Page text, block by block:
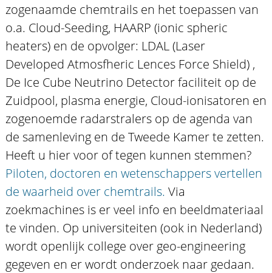
zogenaamde chemtrails en het toepassen van
o.a. Cloud-Seeding, HAARP (ionic spheric
heaters) en de opvolger: LDAL (Laser
Developed Atmosfheric Lences Force Shield) ,
De Ice Cube Neutrino Detector faciliteit op de
Zuidpool, plasma energie, Cloud-ionisatoren en
zogenoemde radarstralers op de agenda van
de samenleving en de Tweede Kamer te zetten.
Heeft u hier voor of tegen kunnen stemmen?
Piloten, doctoren en wetenschappers vertellen
de waarheid over chemtrails. Via
zoekmachines is er veel info en beeldmateriaal
te vinden. Op universiteiten (ook in Nederland)
wordt openlijk college over geo-engineering
gegeven en er wordt onderzoek naar gedaan.